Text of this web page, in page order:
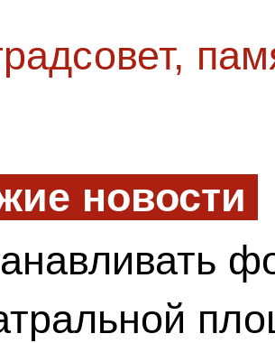
,
новости